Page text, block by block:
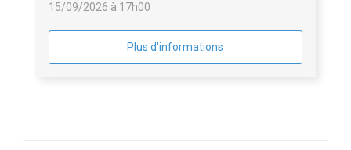
15/09/2026 à 17h00
Plus d'informations